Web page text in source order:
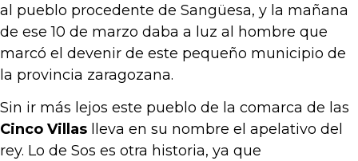
al pueblo procedente de Sangüesa, y la mañana
de ese 10 de marzo daba a luz al hombre que
marcó el devenir de este pequeño municipio de
la provincia zaragozana.
Sin ir más lejos este pueblo de la comarca de las
Cinco Villas lleva en su nombre el apelativo del
rey. Lo de Sos es otra historia, ya que